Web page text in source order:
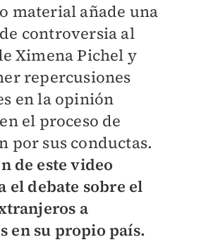
material añade una
controversia al
Ximena Pichel y
repercusiones
en la opinión
el proceso de
por sus conductas.
de este video
el debate sobre el
a
en su propio país.